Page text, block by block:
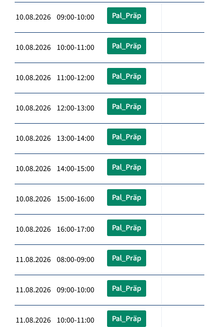
10.08.2026 09:00-10:00 Pal_Präp
10.08.2026 10:00-11:00 Pal_Präp
10.08.2026 11:00-12:00 Pal_Präp
10.08.2026 12:00-13:00 Pal_Präp
10.08.2026 13:00-14:00 Pal_Präp
10.08.2026 14:00-15:00 Pal_Präp
10.08.2026 15:00-16:00 Pal_Präp
10.08.2026 16:00-17:00 Pal_Präp
11.08.2026 08:00-09:00 Pal_Präp
11.08.2026 09:00-10:00 Pal_Präp
11.08.2026 10:00-11:00 Pal_Präp